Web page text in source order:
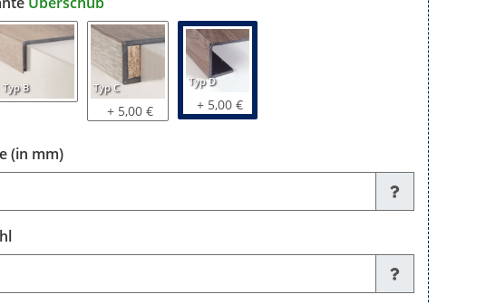
Typ B Typ C
+ 5,00 €
Typ D
+ 5,00 €
(in mm)